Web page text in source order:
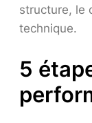
structure, le
technique.
5